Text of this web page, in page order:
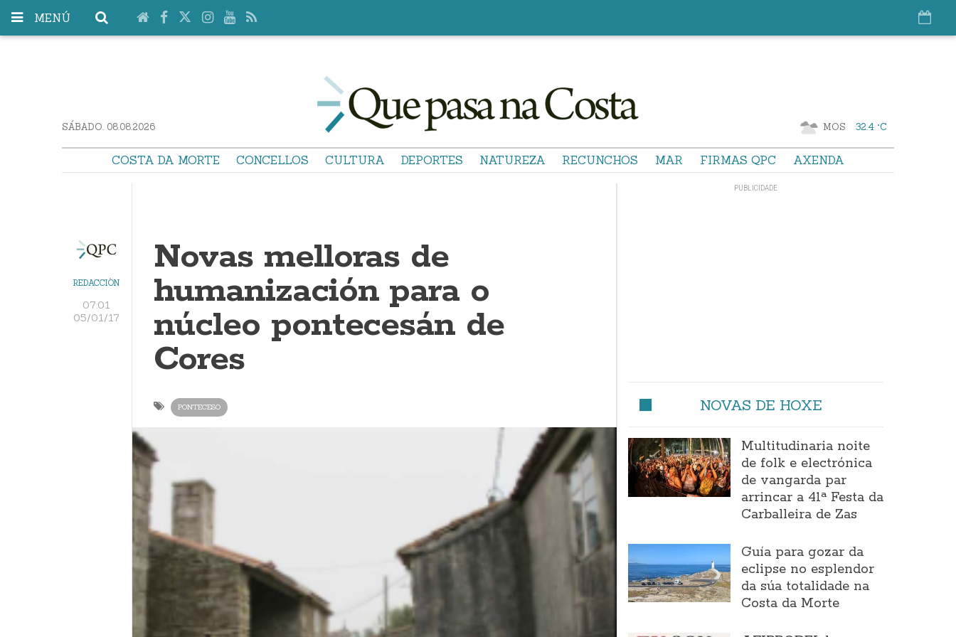
MENÚ
SÁBADO. 08.08.2026 MOS 32.4 °C
COSTA DA MORTE CONCELLOS CULTURA DEPORTES NATUREZA RECUNCHOS MAR FIRMAS QPC AXENDA
REDACCIÓN
07:01
05/01/17
Novas melloras de
humanización para o
núcleo pontecesán de
Cores
PONTECESO NOVAS DE HOXE
Multitudinaria noite
de folk e electrónica
de vangarda par
arrincar a 41ª Festa da
Carballeira de Zas
Guía para gozar da
eclipse no esplendor
da súa totalidade na
Costa da Morte